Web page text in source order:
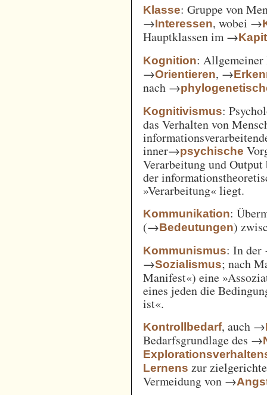
Klasse: Gruppe von
→Interessen, wobei →
Hauptklassen im →
Kognition: Allgemeiner
→Orientieren, →
nach →
Kognitivismus:
das Verhalten von
inner→psychische
Verarbeitung und
der
»Verarbeitung« liegt.
Kommunikation:
(→Bedeutungen)
Kommunismus: In
→Sozialismus; nach
Manifest«) eine
eines jeden die
ist«.
Kontrollbedarf, auch →
Bedarfsgrundlage des →
Lernens zur
Vermeidung von →